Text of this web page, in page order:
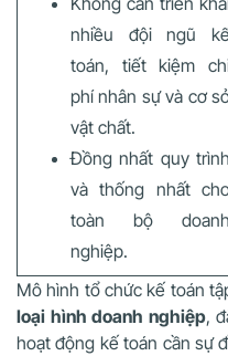
nhiều đội ngũ
toán, tiết kiệm
phí nhân sự và cơ
vật chất.
Đồng nhất quy trình
và thống nhất
toàn bộ doanh
nghiệp.
Mô hình tổ chức kế toán
loại hình doanh nghiệp,
hoạt động kế toán cần sự